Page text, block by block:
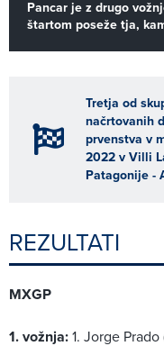
Pancar je z drugo
štartom poseže tja,
Tretja od
načrtovanih
prvenstva v
2022 v Villi
Patagonije -
REZULTATI
MXGP
1. vožnja:1. Jorge Prado